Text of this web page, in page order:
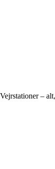
Vejrstationer –